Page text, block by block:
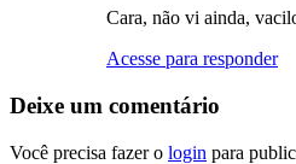
Cara, não vi ainda,
Acesse para responder
Deixe um comentário
Você precisa fazer o login para